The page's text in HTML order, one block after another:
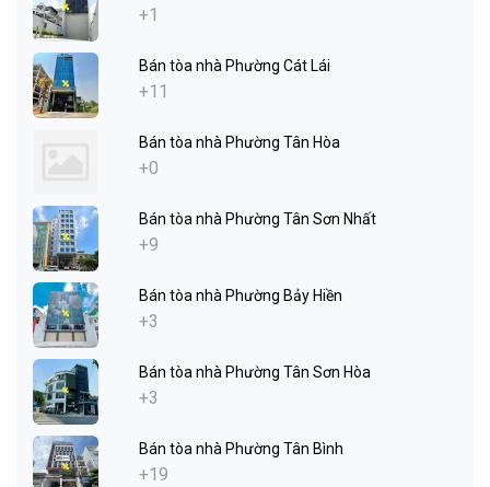
+1
Bán tòa nhà Phường Cát Lái
+11
Bán tòa nhà Phường Tân Hòa
+0
Bán tòa nhà Phường Tân Sơn Nhất
+9
Bán tòa nhà Phường Bảy Hiền
+3
Bán tòa nhà Phường Tân Sơn Hòa
+3
Bán tòa nhà Phường Tân Bình
+19